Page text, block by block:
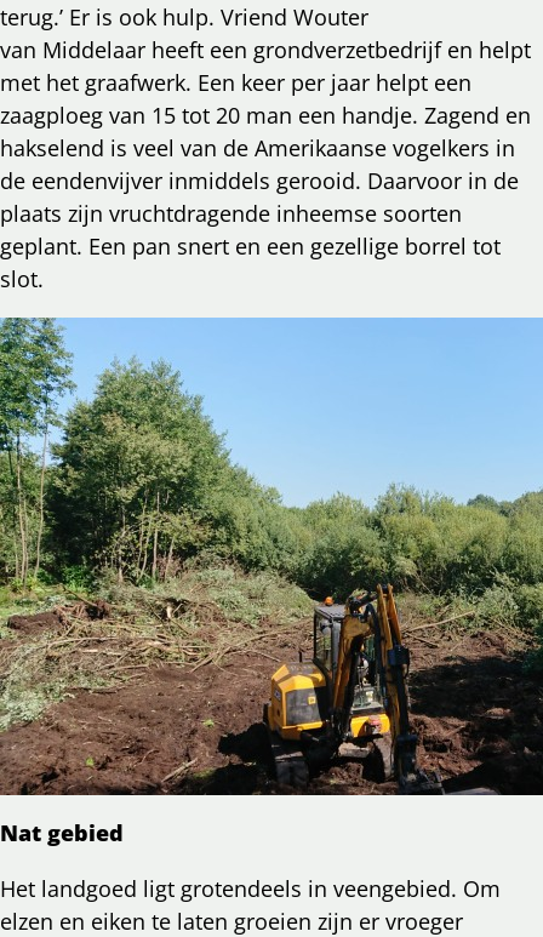
terug.’ Er is ook hulp. Vriend Wouter
van Middelaar heeft een grondverzetbedrijf en helpt
met het graafwerk. Een keer per jaar helpt een
zaagploeg van 15 tot 20 man een handje. Zagend en
hakselend is veel van de Amerikaanse vogelkers in
de eendenvijver inmiddels gerooid. Daarvoor in de
plaats zijn vruchtdragende inheemse soorten
geplant. Een pan snert en een gezellige borrel tot
slot.
Nat gebied
Het landgoed ligt grotendeels in veengebied. Om
elzen en eiken te laten groeien zijn er vroeger